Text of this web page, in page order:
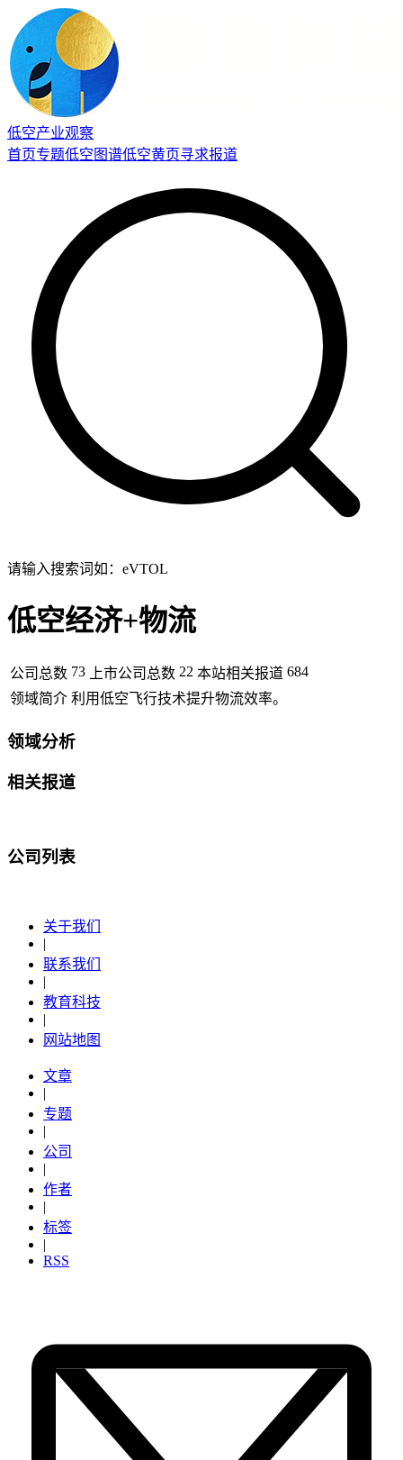
低空产业观察
首页专题低空图谱低空黄页寻求报道
请输入搜索词如：eVTOL
低空经济+物流
公司总数 73 上市公司总数 22 本站相关报道 684
领域简介 利用低空飞行技术提升物流效率。
领域分析
相关报道
公司列表
关于我们
联系我们
教育科技
网站地图
文章
专题
公司
作者
标签
RSS